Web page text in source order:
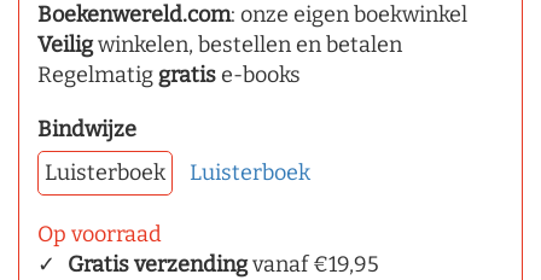
Boekenwereld.com: onze eigen boekwinkel
Veiligwinkelen, bestellen en betalen
Regelmatig gratise-books
Bindwijze
Luisterboek
Luisterboek
Op voorraad
Gratis verzendingvanaf €19,95